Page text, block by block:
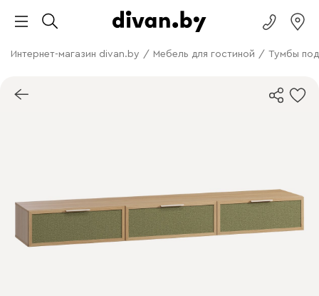
Интернет-магазин divan.by / Мебель для гостиной / Тумбы